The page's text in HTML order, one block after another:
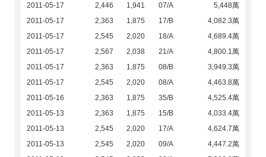
2011-05-17
2,446 1,941 07/A
5,448萬
2011-05-17
2,363 1,875 17/B
4,082.3萬
2011-05-17
2,545 2,020 18/A
4,689.4萬
2011-05-17
2,567 2,038 21/A
4,800.1萬
2011-05-17
2,363 1,875 08/B
3,949.3萬
2011-05-17
2,545 2,020 08/A
4,463.8萬
2011-05-16
2,363 1,875 35/B
4,525.4萬
2011-05-13
2,363 1,875 15/B
4,033.4萬
2011-05-13
2,545 2,020 17/A
4,624.7萬
2011-05-13
2,545 2,020 09/A
4,447.2萬